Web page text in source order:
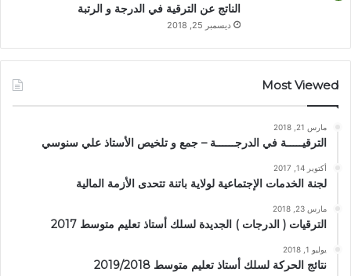
الناتج عن الترقية في الدرجة و الرتبة
ديسمبر 25, 2018
Most Viewed
مارس 21, 2018
الترقيـــــة في الدرجــــــة – جمع و تلخيص الأستاذ علي سنوسي
أكتوبر 14, 2017
لجنة الخدمات الإجتماعية لولاية باتنة تتحدى الأزمة المالية
مارس 23, 2018
الترقيات ( الدرجات ) الجديدة لسلك أستاذ تعليم متوسط 2017
يوليو 1, 2018
نتائج الحركة لسلك أستاذ تعليم متوسط 2019/2018